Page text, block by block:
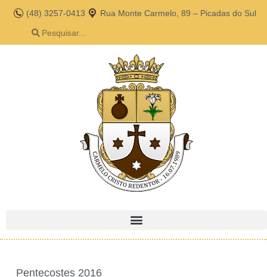
(48) 3257-0413 Rua Monte Carmelo, 89 – Picadas do Sul
Pentecostes 2016